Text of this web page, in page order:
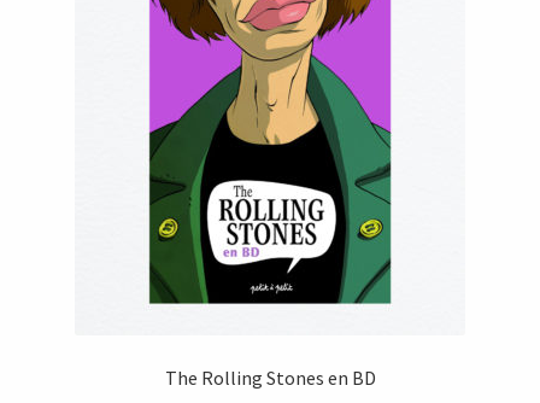
The Rolling Stones en BD